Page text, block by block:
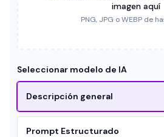
imagen aquí
PNG, JPG o WEBP de
Seleccionar modelo de IA
Descripción general
Prompt Estructurado